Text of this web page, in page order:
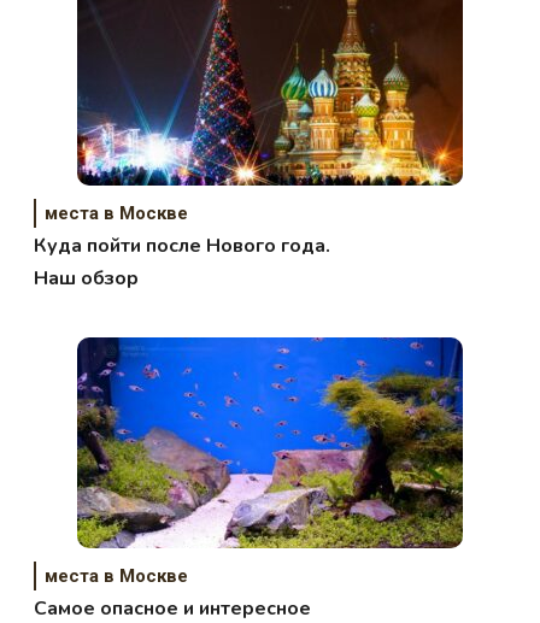
места в Москве
Куда пойти после Нового года.
Наш обзор
места в Москве
Самое опасное и интересное